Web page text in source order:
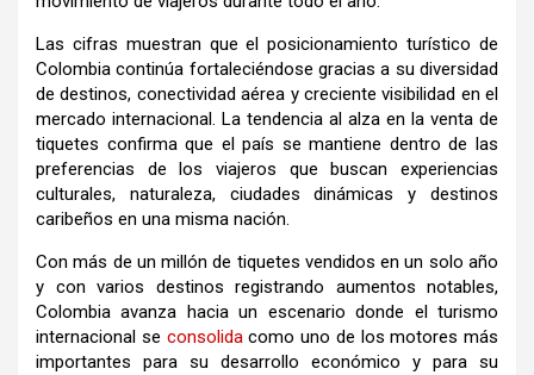
Las cifras muestran que el posicionamiento turístico de
Colombia continúa fortaleciéndose gracias a su diversidad
de destinos, conectividad aérea y creciente visibilidad en el
mercado internacional. La tendencia al alza en la venta de
tiquetes confirma que el país se mantiene dentro de las
preferencias de los viajeros que buscan experiencias
culturales, naturaleza, ciudades dinámicas y destinos
caribeños en una misma nación.
Con más de un millón de tiquetes vendidos en un solo año
y con varios destinos registrando aumentos notables,
Colombia avanza hacia un escenario donde el turismo
internacional se consolidacomo uno de los motores más
importantes para su desarrollo económico y para su